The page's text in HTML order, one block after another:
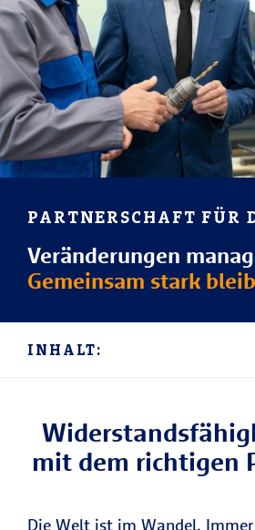
PARTNERSCHAFT FÜR
Veränderungen
Gemeinsam stark
INHALT:
mit dem richtigen
Die Welt ist im Wandel.